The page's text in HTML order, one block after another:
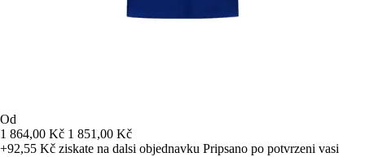
Od
1 864,00 Kč 1 851,00 Kč
+92,55 Kč ziskate na dalsi objednavku Pripsano po potvrzeni vasi